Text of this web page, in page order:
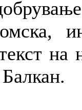
на